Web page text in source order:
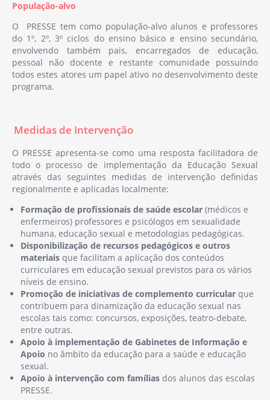
População-alvo
O PRESSE tem como população-alvo alunos e professores
do 1º, 2º, 3º ciclos do ensino básico e ensino secundário,
envolvendo também pais, encarregados de educação,
pessoal não docente e restante comunidade possuindo
todos estes atores um papel ativo no desenvolvimento deste
programa.
Medidas de Intervenção
O PRESSE apresenta-se como uma resposta facilitadora de
todo o processo de implementação da Educação Sexual
através das seguintes medidas de intervenção definidas
regionalmente e aplicadas localmente:
Formação de profissionais de saúde escolar (médicos e
enfermeiros) professores e psicólogos em sexualidade
humana, educação sexual e metodologias pedagógicas.
Disponibilização de recursos pedagógicos e outros
materiais que facilitam a aplicação dos conteúdos
curriculares em educação sexual previstos para os vários
níveis de ensino.
Promoção de iniciativas de complemento curricular que
contribuem para dinamização da educação sexual nas
escolas tais como: concursos, exposições, teatro-debate,
entre outras.
Apoio à implementação de Gabinetes de Informação e
Apoio no âmbito da educação para a saúde e educação
sexual.
Apoio à intervenção com famílias dos alunos das escolas
PRESSE.
Participa enquanto docente convidada,
superior de cursos de especialidade em
Saúde Pública, na lecionação de
conteúdos ligados à Educação Sexual.
(www.presse.com.pt), Colaboradora no
Departamento de Saúde Pública da ARS
Norte I.P.; Formadora na Área Funcional
Desenvolvimento e Formação da ARS
Norte, Curso de Sexualidade Humana
para a Abordagem nos Cuidados de
Integrou a equipa responsável pela
gestão regional do Programa Regional de
Prevenção e Controlo da Infeção VIH Sida
na ARS Norte, Departamento de Saúde
Pública.
Fundadora da Mundos por Dentro
(www.mundospordentro.com), uma
organização de promoção da saúde
mental, de competências pessoais e
sociais, do desenvolvimento
socioemocional e afetivo e da capacitação
para a tomada de consciência, que
procura contribuir para uma sociedade
cada vez mais saudável, consistente e
informada. Um projeto motivado na
importância de apoiar as pessoas que
várias realidades, dos diferentes mundos
por dentro.